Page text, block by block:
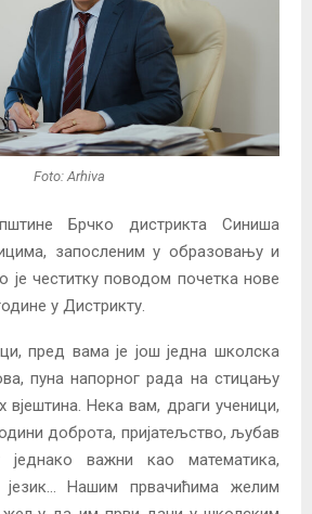
Foto: Arhiva
Брчко дистрикта Синиша
запосленим у образовању и
је честитку поводом почетка нове
у Дистрикту.
пред вама је још једна школска
пуна напорног рада на стицању
вјештина. Нека вам, драги ученици,
доброта, пријатељство, љубав
важни као математика,
језик… Нашим првачићима желим